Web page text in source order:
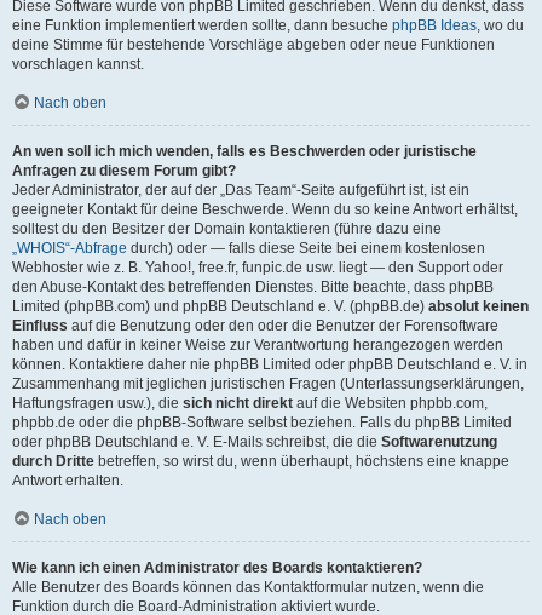
Diese Software wurde von phpBB Limited geschrieben. Wenn du denkst, dass
eine Funktion implementiert werden sollte, dann besuche phpBB Ideas, wo du
deine Stimme für bestehende Vorschläge abgeben oder neue Funktionen
vorschlagen kannst.
Nach oben
An wen soll ich mich wenden, falls es Beschwerden oder juristische
Anfragen zu diesem Forum gibt?
Jeder Administrator, der auf der „Das Team“-Seite aufgeführt ist, ist ein
geeigneter Kontakt für deine Beschwerde. Wenn du so keine Antwort erhältst,
solltest du den Besitzer der Domain kontaktieren (führe dazu eine
„WHOIS“-Abfrage durch) oder — falls diese Seite bei einem kostenlosen
Webhoster wie z. B. Yahoo!, free.fr, funpic.de usw. liegt — den Support oder
den Abuse-Kontakt des betreffenden Dienstes. Bitte beachte, dass phpBB
Limited (phpBB.com) und phpBB Deutschland e. V. (phpBB.de) absolut keinen
Einfluss auf die Benutzung oder den oder die Benutzer der Forensoftware
haben und dafür in keiner Weise zur Verantwortung herangezogen werden
können. Kontaktiere daher nie phpBB Limited oder phpBB Deutschland e. V. in
Zusammenhang mit jeglichen juristischen Fragen (Unterlassungserklärungen,
Haftungsfragen usw.), die sich nicht direkt auf die Websiten phpbb.com,
phpbb.de oder die phpBB-Software selbst beziehen. Falls du phpBB Limited
oder phpBB Deutschland e. V. E-Mails schreibst, die die Softwarenutzung
durch Dritte betreffen, so wirst du, wenn überhaupt, höchstens eine knappe
Antwort erhalten.
Nach oben
Wie kann ich einen Administrator des Boards kontaktieren?
Alle Benutzer des Boards können das Kontaktformular nutzen, wenn die
Funktion durch die Board-Administration aktiviert wurde.